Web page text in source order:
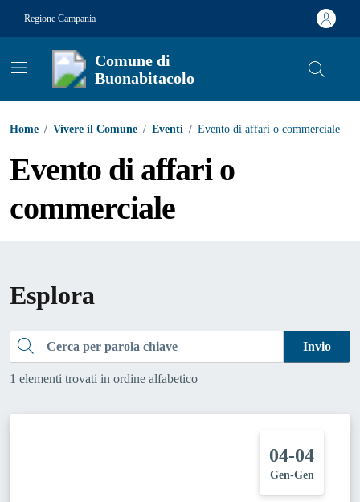
Regione Campania
Comune di
Buonabitacolo
Home / Vivere il Comune / Eventi / Evento di affari o commerciale
Evento di affari o
commerciale
Esplora
Cerca Invio
1 elementi trovati in ordine alfabetico
04-04
Gen-Gen